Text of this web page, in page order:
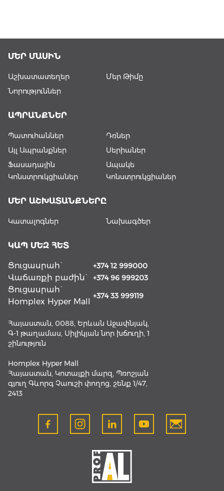
ՄԵՐ ՄԱՍԻՆ
Աշխատատեղեր
Մեր Թիմը
Նորություններ
ԱՊՐԱՆՔՆԵՐ
Պատուհաններ
Դռներ
Այլ Ապրանքներ
Սերիաներ
Ֆասադային
Կոնստրուկցիաներ
Ապակե
Կոնստրուկցիաներ
ՄԵՐ ԱՇԽԱՏԱՆՔՆԵՐԸ
Կատալոգներ Նախագծեր
ԿԱՊ ՄԵԶ ՀԵՏ
Ցուցասրահ` +374 12 999000
Վաճառքի բաժին` +374 96 999203
Ցուցասրահ`
Homplex Hyper Mall
+374 33 999119
Հայաստան, 0088, Երևան Աջափնյակ,
Գ-1 թաղամաս, Սիլիկյան նոր խճուղի, 1
շինություն
Homplex Hyper Mall
Հայաստան, Կոտայքի մարզ, Պռոշյան
գյուղ Գևորգ Չաուշի փողոց, շենք 1/47,
2413